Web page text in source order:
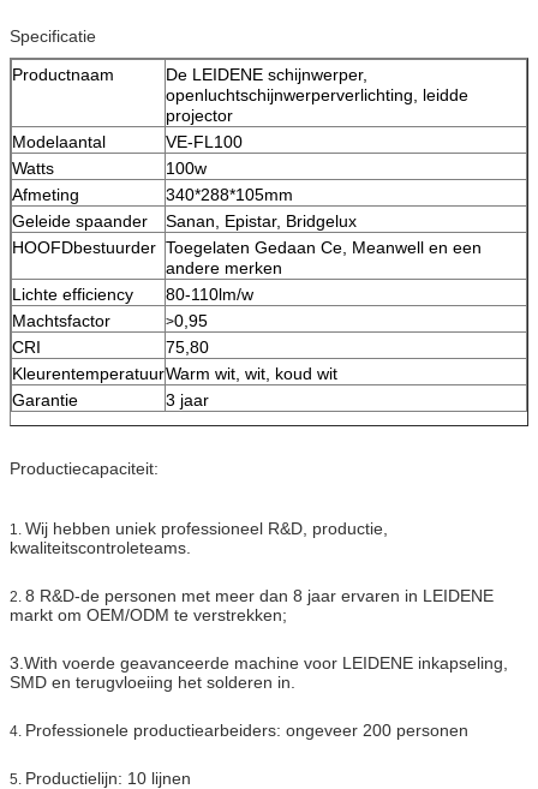
Specificatie
Productnaam
De LEIDENE schijnwerper,
openluchtschijnwerperverlichting, leidde
projector
Modelaantal
VE-FL100
Watts
100w
Afmeting
340*288*105mm
Geleide spaander
Sanan, Epistar, Bridgelux
HOOFDbestuurder Toegelaten Gedaan Ce, Meanwell en een
andere merken
Lichte efficiency
80-110lm/w
Machtsfactor
>0,95
CRI
75,80
KleurentemperatuurWarm wit, wit, koud wit
Garantie
3 jaar
Productiecapaciteit:
1. Wij hebben uniek professioneel R&D, productie,
kwaliteitscontroleteams.
2. 8 R&D-de personen met meer dan 8 jaar ervaren in LEIDENE
markt om OEM/ODM te verstrekken;
3.With voerde geavanceerde machine voor LEIDENE inkapseling,
SMD en terugvloeiing het solderen in.
4. Professionele productiearbeiders: ongeveer 200 personen
5. Productielijn: 10 lijnen